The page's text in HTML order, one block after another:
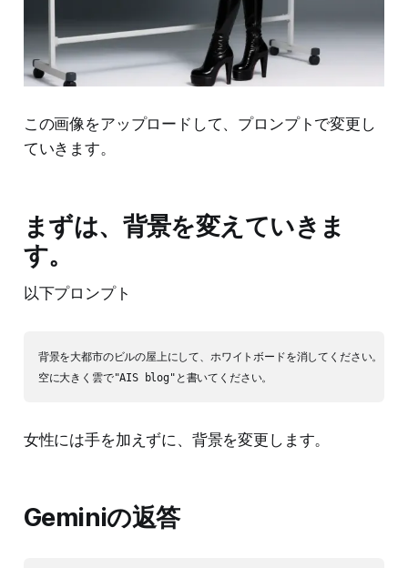
この画像をアップロードして、プロンプトで変更し
ていきます。
まずは、背景を変えていきま
す。
以下プロンプト
背景を大都市のビルの屋上にして、ホワイトボードを消してください。
女性には手を加えずに、背景を変更します。
Geminiの返答